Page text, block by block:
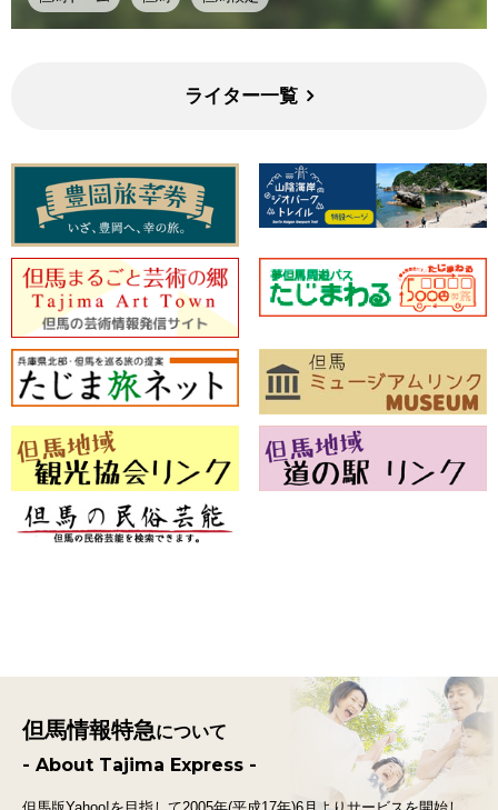
ライター一覧
但馬情報特急について
- About Tajima Express -